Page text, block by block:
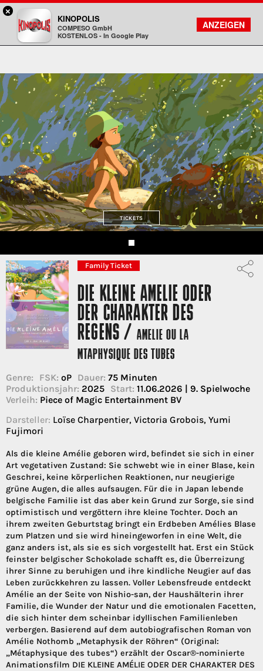
Kinopolis
FILMSUCHE
KONTO
TICKETS
Family Ticket
DIE KLEINE AMELIE ODER
DER CHARAKTER DES
REGENS / AMELIE OU LA
MTAPHYSIQUE DES TUBES
Genre: FSK: oP Dauer: 75 Minuten
Produktionsjahr: 2025 Start: 11.06.2026 | 9. Spielwoche
Verleih: Piece of Magic Entertainment BV
Darsteller: Loïse Charpentier, Victoria Grobois, Yumi
Fujimori
Als die kleine Amélie geboren wird, befindet sie sich in einer
Art vegetativen Zustand: Sie schwebt wie in einer Blase, kein
Geschrei, keine körperlichen Reaktionen, nur neugierige
grüne Augen, die alles aufsaugen. Für die in Japan lebende
belgische Familie ist das aber kein Grund zur Sorge, sie sind
optimistisch und vergöttern ihre kleine Tochter. Doch an
ihrem zweiten Geburtstag bringt ein Erdbeben Amélies Blase
zum Platzen und sie wird hineingeworfen in eine Welt, die
ganz anders ist, als sie es sich vorgestellt hat. Erst ein Stück
feinster belgischer Schokolade schafft es, die Überreizung
ihrer Sinne zu beruhigen und ihre kindliche Neugier auf das
Leben zurückkehren zu lassen. Voller Lebensfreude entdeckt
Amélie an der Seite von Nishio-san, der Haushälterin ihrer
Familie, die Wunder der Natur und die emotionalen Facetten,
die sich hinter dem scheinbar idyllischen Familienleben
verbergen. Basierend auf dem autobiografischen Roman von
Amélie Nothomb „Metaphysik der Röhren“ (Original:
„Métaphysique des tubes“) erzählt der Oscar®-nominierte
Animationsfilm DIE KLEINE AMÉLIE ODER DER CHARAKTER DES
×
KINOPOLIS
COMPESO GmbH
KOSTENLOS - In Google Play
ANZEIGEN